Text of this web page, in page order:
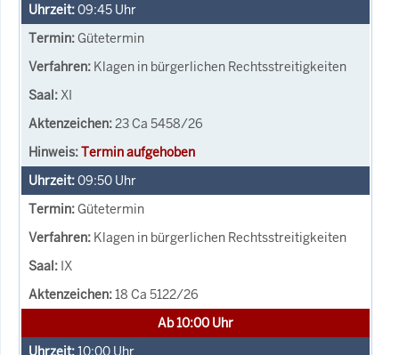
09:45 Uhr
Gütetermin
Klagen in bürgerlichen Rechtsstreitigkeiten
XI
23 Ca 5458/26
Termin aufgehoben
09:50 Uhr
Gütetermin
Klagen in bürgerlichen Rechtsstreitigkeiten
IX
18 Ca 5122/26
Ab 10:00 Uhr
10:00 Uhr